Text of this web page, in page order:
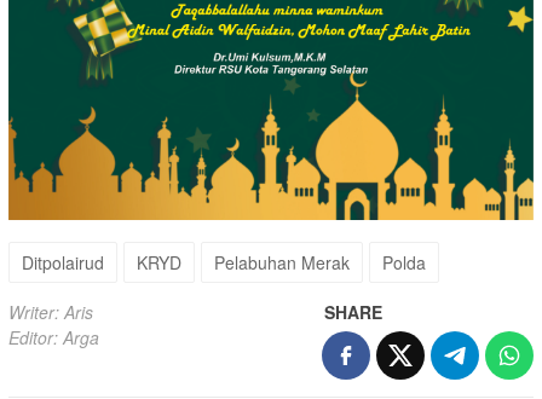
Ditpolairud KRYD Pelabuhan Merak Polda
Writer: Aris
Editor: Arga
SHARE